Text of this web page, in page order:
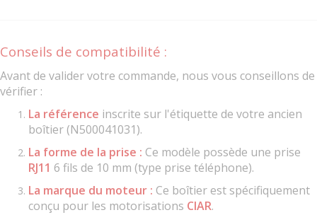
Conseils de compatibilité :
Avant de valider votre commande, nous vous conseillons de
vérifier :
La référence inscrite sur l'étiquette de votre ancien
boîtier (N500041031).
La forme de la prise : Ce modèle possède une prise
RJ11 6 fils de 10 mm (type prise téléphone).
La marque du moteur : Ce boîtier est spécifiquement
conçu pour les motorisations CIAR.